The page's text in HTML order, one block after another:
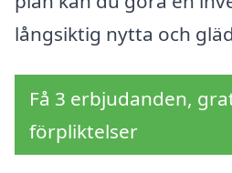
långsiktig nytta och
Få 3 erbjudanden,
förpliktelser